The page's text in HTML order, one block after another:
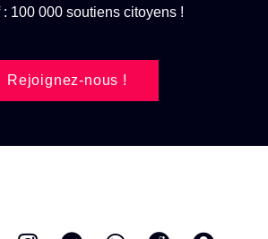
: 100 000 soutiens citoyens !
Rejoignez-nous !